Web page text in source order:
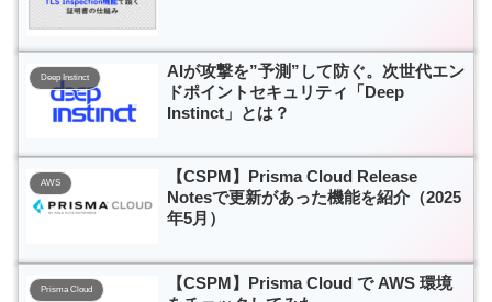
Deep Instinct
AIが攻撃を”予測”して防ぐ。次世代エン
ドポイントセキュリティ「Deep
Instinct」とは？
AWS
【CSPM】Prisma Cloud Release
Notesで更新があった機能を紹介（2025
年5月）
Prisma Cloud
【CSPM】Prisma Cloud で AWS 環境